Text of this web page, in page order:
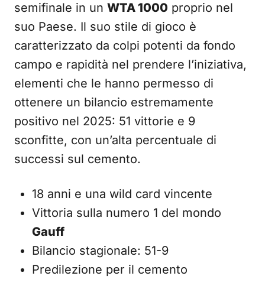
semifinale in un WTA 1000 proprio nel
suo Paese. Il suo stile di gioco è
caratterizzato da colpi potenti da fondo
campo e rapidità nel prendere l’iniziativa,
elementi che le hanno permesso di
ottenere un bilancio estremamente
positivo nel 2025: 51 vittorie e 9
sconfitte, con un’alta percentuale di
successi sul cemento.
18 anni e una wild card vincente
Vittoria sulla numero 1 del mondo
Gauff
Bilancio stagionale: 51-9
Predilezione per il cemento